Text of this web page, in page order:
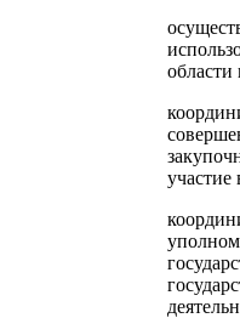
области
участие